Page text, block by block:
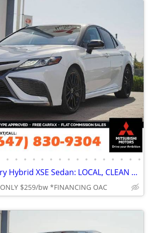
• • • • • • • • • • • • • • • •
2021 Toyota Camry Hybrid XSE Sedan: LOCAL, CLEAN TITLE
ONLY $259/bw *FINANCING OAC